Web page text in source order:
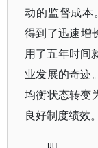
动的监督成
得到了迅速增
用了五年时间
业发展的奇迹
均衡状态转变
良好制度绩效。